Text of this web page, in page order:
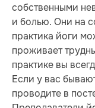
собственными
и болью. Они на
практика йоги
проживает
практике вы
Если у вас
проводите в